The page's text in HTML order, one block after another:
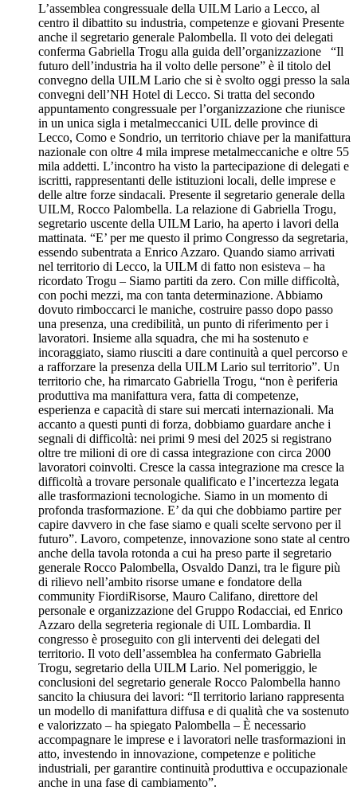
L’assemblea congressuale della UILM Lario a Lecco, al
centro il dibattito su industria, competenze e giovani Presente
anche il segretario generale Palombella. Il voto dei delegati
conferma Gabriella Trogu alla guida dell’organizzazione “Il
futuro dell’industria ha il volto delle persone” è il titolo del
convegno della UILM Lario che si è svolto oggi presso la sala
convegni dell’NH Hotel di Lecco. Si tratta del secondo
appuntamento congressuale per l’organizzazione che riunisce
in un unica sigla i metalmeccanici UIL delle province di
Lecco, Como e Sondrio, un territorio chiave per la manifattura
nazionale con oltre 4 mila imprese metalmeccaniche e oltre 55
mila addetti. L’incontro ha visto la partecipazione di delegati e
iscritti, rappresentanti delle istituzioni locali, delle imprese e
delle altre forze sindacali. Presente il segretario generale della
UILM, Rocco Palombella. La relazione di Gabriella Trogu,
segretario uscente della UILM Lario, ha aperto i lavori della
mattinata. “E’ per me questo il primo Congresso da segretaria,
essendo subentrata a Enrico Azzaro. Quando siamo arrivati
nel territorio di Lecco, la UILM di fatto non esisteva – ha
ricordato Trogu – Siamo partiti da zero. Con mille difficoltà,
con pochi mezzi, ma con tanta determinazione. Abbiamo
dovuto rimboccarci le maniche, costruire passo dopo passo
una presenza, una credibilità, un punto di riferimento per i
lavoratori. Insieme alla squadra, che mi ha sostenuto e
incoraggiato, siamo riusciti a dare continuità a quel percorso e
a rafforzare la presenza della UILM Lario sul territorio”. Un
territorio che, ha rimarcato Gabriella Trogu, “non è periferia
produttiva ma manifattura vera, fatta di competenze,
esperienza e capacità di stare sui mercati internazionali. Ma
accanto a questi punti di forza, dobbiamo guardare anche i
segnali di difficoltà: nei primi 9 mesi del 2025 si registrano
oltre tre milioni di ore di cassa integrazione con circa 2000
lavoratori coinvolti. Cresce la cassa integrazione ma cresce la
difficoltà a trovare personale qualificato e l’incertezza legata
alle trasformazioni tecnologiche. Siamo in un momento di
profonda trasformazione. E’ da qui che dobbiamo partire per
capire davvero in che fase siamo e quali scelte servono per il
futuro”. Lavoro, competenze, innovazione sono state al centro
anche della tavola rotonda a cui ha preso parte il segretario
generale Rocco Palombella, Osvaldo Danzi, tra le figure più
di rilievo nell’ambito risorse umane e fondatore della
community FiordiRisorse, Mauro Califano, direttore del
personale e organizzazione del Gruppo Rodacciai, ed Enrico
Azzaro della segreteria regionale di UIL Lombardia. Il
congresso è proseguito con gli interventi dei delegati del
territorio. Il voto dell’assemblea ha confermato Gabriella
Trogu, segretario della UILM Lario. Nel pomeriggio, le
conclusioni del segretario generale Rocco Palombella hanno
sancito la chiusura dei lavori: “Il territorio lariano rappresenta
un modello di manifattura diffusa e di qualità che va sostenuto
e valorizzato – ha spiegato Palombella – È necessario
accompagnare le imprese e i lavoratori nelle trasformazioni in
atto, investendo in innovazione, competenze e politiche
industriali, per garantire continuità produttiva e occupazionale
anche in una fase di cambiamento”.